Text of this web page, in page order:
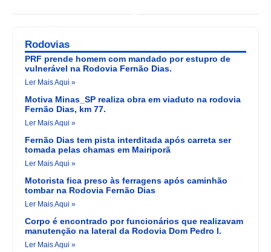
Rodovias
PRF prende homem com mandado por estupro de
vulnerável na Rodovia Fernão Dias.
Ler Mais Aqui »
Motiva Minas_SP realiza obra em viaduto na rodovia
Fernão Dias, km 77.
Ler Mais Aqui »
Fernão Dias tem pista interditada após carreta ser
tomada pelas chamas em Mairiporã
Ler Mais Aqui »
Motorista fica preso às ferragens após caminhão
tombar na Rodovia Fernão Dias
Ler Mais Aqui »
Corpo é encontrado por funcionários que realizavam
manutenção na lateral da Rodovia Dom Pedro I.
Ler Mais Aqui »